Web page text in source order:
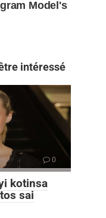
intéressé
0
kotinsa
sai